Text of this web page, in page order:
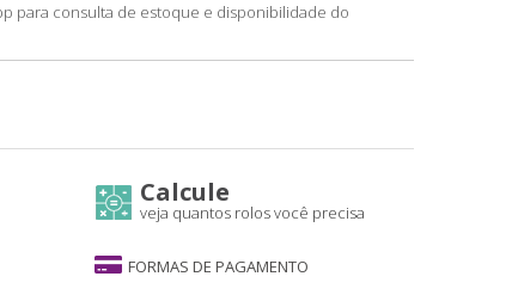
para consulta de estoque e disponibilidade do
Calcule
veja quantos rolos você precisa
FORMAS DE PAGAMENTO